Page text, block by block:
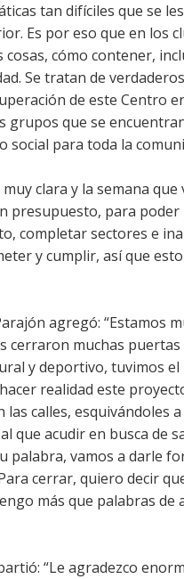
tan difíciles que se
Es por eso que en los
cómo contener,
Se tratan de
de este Centro
grupos que se
para toda la
clara y la semana
presupuesto, para
completar sectores e
y cumplir, así que
agregó: “Estamos
cerraron muchas
y deportivo, tuvimos
realidad este
calles, esquivándoles
que acudir en busca de
palabra, vamos a darle
cerrar, quiero decir
más que palabras
“Le agradezco